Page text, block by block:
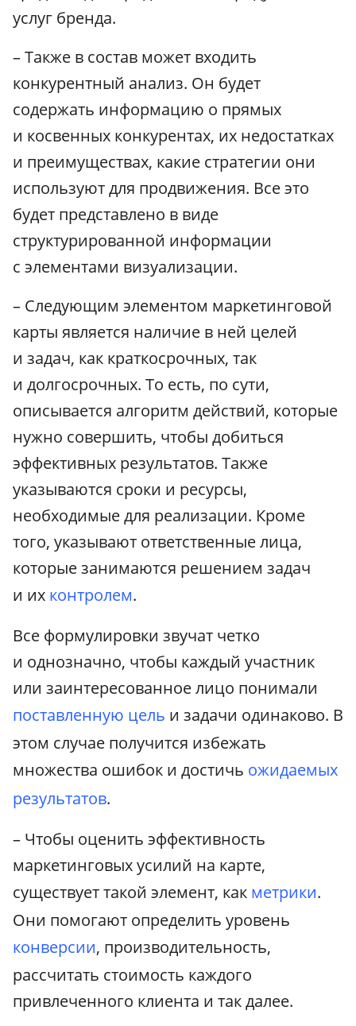
услуг бренда.
– Также в состав может входить
конкурентный анализ. Он будет
содержать информацию о прямых
и косвенных конкурентах, их недостатках
и преимуществах, какие стратегии они
используют для продвижения. Все это
будет представлено в виде
структурированной информации
с элементами визуализации.
– Следующим элементом маркетинговой
карты является наличие в ней целей
и задач, как краткосрочных, так
и долгосрочных. То есть, по сути,
описывается алгоритм действий, которые
нужно совершить, чтобы добиться
эффективных результатов. Также
указываются сроки и ресурсы,
необходимые для реализации. Кроме
того, указывают ответственные лица,
которые занимаются решением задач
и их контролем.
Все формулировки звучат четко
и однозначно, чтобы каждый участник
или заинтересованное лицо понимали
поставленную цель и задачи одинаково. В
этом случае получится избежать
множества ошибок и достичь ожидаемых
результатов.
– Чтобы оценить эффективность
маркетинговых усилий на карте,
существует такой элемент, как метрики.
Они помогают определить уровень
конверсии, производительность,
рассчитать стоимость каждого
привлеченного клиента и так далее.